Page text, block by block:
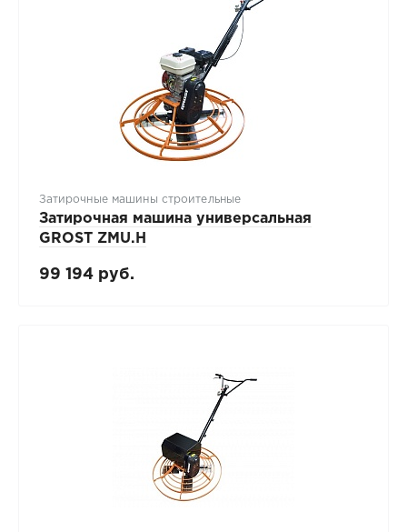
Затирочные машины строительные
Затирочная машина универсальная
GROST ZMU.H
99 194 руб.